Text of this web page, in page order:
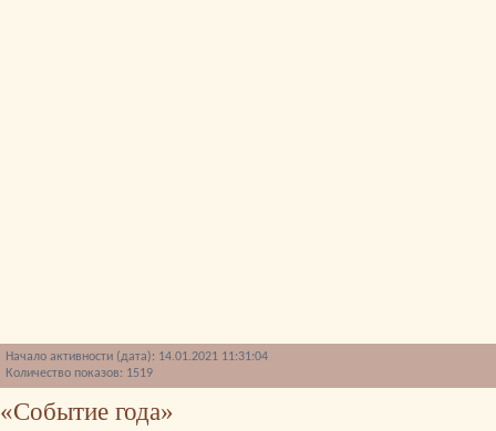
Начало активности (дата): 14.01.2021 11:31:04
Количество показов: 1519
«Событие года»